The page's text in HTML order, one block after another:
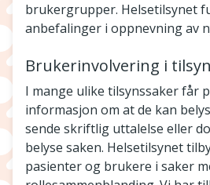
brukergrupper. Helsetilsynet
anbefalinger i oppnevning av
Brukerinvolvering i
I mange ulike tilsynssaker får
informasjon om at de kan
sende skriftlig uttalelse eller
belyse saken. Helsetilsynet
pasienter og brukere i saker